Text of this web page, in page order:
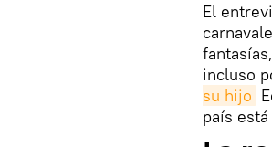
El
incluso
su hijo
país